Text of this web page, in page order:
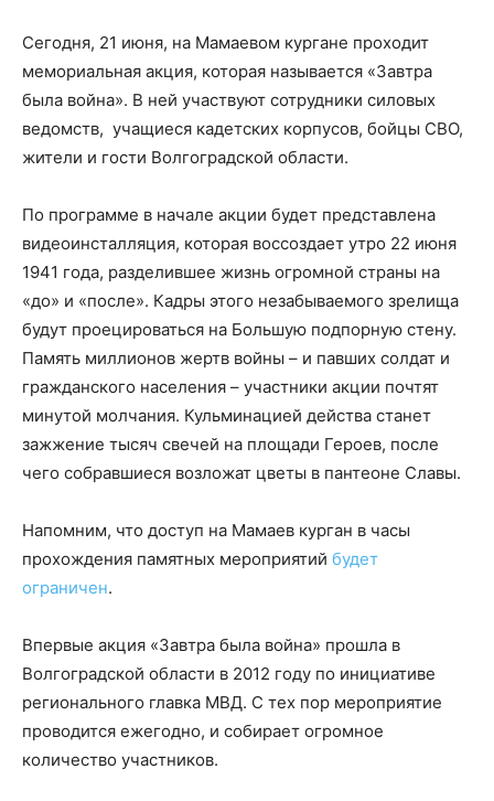
Сегодня, 21 июня, на Мамаевом кургане проходит
мемориальная акция, которая называется «Завтра
была война». В ней участвуют сотрудники силовых
ведомств, учащиеся кадетских корпусов, бойцы СВО,
жители и гости Волгоградской области.
По программе в начале акции будет представлена
видеоинсталляция, которая воссоздает утро 22 июня
1941 года, разделившее жизнь огромной страны на
«до» и «после». Кадры этого незабываемого зрелища
будут проецироваться на Большую подпорную стену.
Память миллионов жертв войны – и павших солдат и
гражданского населения – участники акции почтят
минутой молчания. Кульминацией действа станет
зажжение тысяч свечей на площади Героев, после
чего собравшиеся возложат цветы в пантеоне Славы.
Напомним, что доступ на Мамаев курган в часы
прохождения памятных мероприятий будет
ограничен.
Впервые акция «Завтра была война» прошла в
Волгоградской области в 2012 году по инициативе
регионального главка МВД. С тех пор мероприятие
проводится ежегодно, и собирает огромное
количество участников.